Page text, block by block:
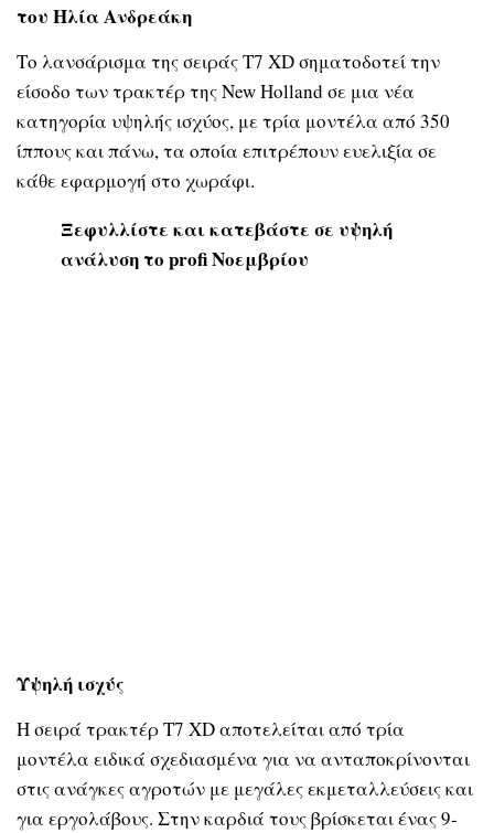
του Ηλία Ανδρεάκη
Το λανσάρισμα της σειράς T7 XD σηματοδοτεί την
είσοδο των τρακτέρ της New Holland σε μια νέα
κατηγορία υψηλής ισχύος, με τρία μοντέλα από 350
ίππους και πάνω, τα οποία επιτρέπουν ευελιξία σε
κάθε εφαρμογή στο χωράφι.
Ξεφυλλίστε και κατεβάστε σε υψηλή
ανάλυση το profi Νοεμβρίου
Υψηλή ισχύς
Η σειρά τρακτέρ T7 XD αποτελείται από τρία
μοντέλα ειδικά σχεδιασμένα για να ανταποκρίνονται
στις ανάγκες αγροτών με μεγάλες εκμεταλλεύσεις και
για εργολάβους. Στην καρδιά τους βρίσκεται ένας 9-